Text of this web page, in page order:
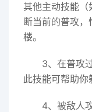
其他主动技能
断当前的普攻
楼。
3、在普攻
此技能可帮助你
4、被敌人